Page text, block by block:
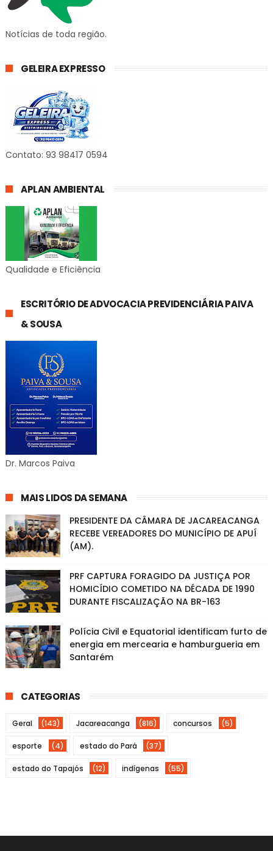
Notícias de toda região.
GELEIRA EXPRESSO
Contato: 93 98417 0594
APLAN AMBIENTAL
Qualidade e Eficiência
ESCRITÓRIO DE ADVOCACIA PREVIDENCIÁRIA PAIVA
& SOUSA
Dr. Marcos Paiva
MAIS LIDOS DA SEMANA
PRESIDENTE DA CÂMARA DE JACAREACANGA
RECEBE VEREADORES DO MUNICÍPIO DE APUÍ
(AM).
PRF CAPTURA FORAGIDO DA JUSTIÇA POR
HOMICÍDIO COMETIDO NA DÉCADA DE 1990
DURANTE FISCALIZAÇÃO NA BR-163
Polícia Civil e Equatorial identificam furto de
energia em mercearia e hamburgueria em
Santarém
CATEGORIAS
Geral (143) Jacareacanga (816) concursos (5)
esporte (4) estado do Pará (37)
estado do Tapajós (12) indígenas (55)